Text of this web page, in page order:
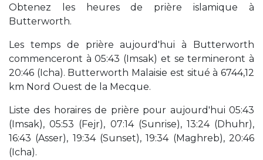
Obtenez les heures de prière islamique à
Butterworth.
Les temps de prière aujourd'hui à Butterworth
commenceront à 05:43 (Imsak) et se termineront à
20:46 (Icha). Butterworth Malaisie est situé à 6744,12
km Nord Ouest de la Mecque.
Liste des horaires de prière pour aujourd'hui 05:43
(Imsak), 05:53 (Fejr), 07:14 (Sunrise), 13:24 (Dhuhr),
16:43 (Asser), 19:34 (Sunset), 19:34 (Maghreb), 20:46
(Icha).